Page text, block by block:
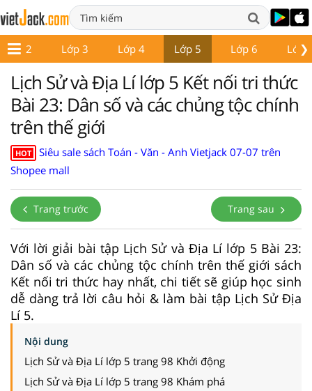
❯
Lớp 2 Lớp 3 Lớp 4 Lớp 5 Lớp 6 Lớp
Lịch Sử và Địa Lí lớp 5 Kết nối tri thức
Bài 23: Dân số và các chủng tộc chính
trên thế giới
HOT
Siêu sale sách Toán - Văn - Anh Vietjack 07-07 trên
Shopee mall
Trang trước Trang sau
Với lời giải bài tập Lịch Sử và Địa Lí lớp 5 Bài 23:
Dân số và các chủng tộc chính trên thế giới sách
Kết nối tri thức hay nhất, chi tiết sẽ giúp học sinh
dễ dàng trả lời câu hỏi & làm bài tập Lịch Sử Địa
Lí 5.
Nội dung
Lịch Sử và Địa Lí lớp 5 trang 98 Khởi động
Lịch Sử và Địa Lí lớp 5 trang 98 Khám phá